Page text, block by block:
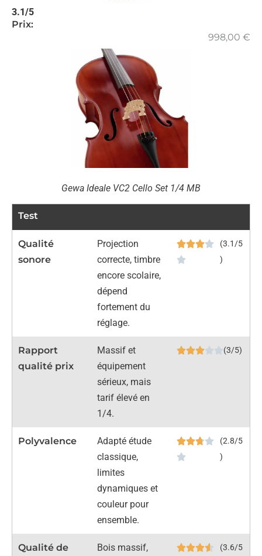
3.1/5
Prix:
998,00 €
Gewa Ideale VC2 Cello Set 1/4 MB
Test
Qualité
sonore
Projection
correcte, timbre
encore scolaire,
dépend
fortement du
réglage.
(3.1/5
)
Rapport
qualité prix
Massif et
équipement
sérieux, mais
tarif élevé en
1/4.
(3/5)
Polyvalence
Adapté étude
classique,
limites
dynamiques et
couleur pour
ensemble.
(2.8/5
)
Qualité de Bois massif, (3.6/5